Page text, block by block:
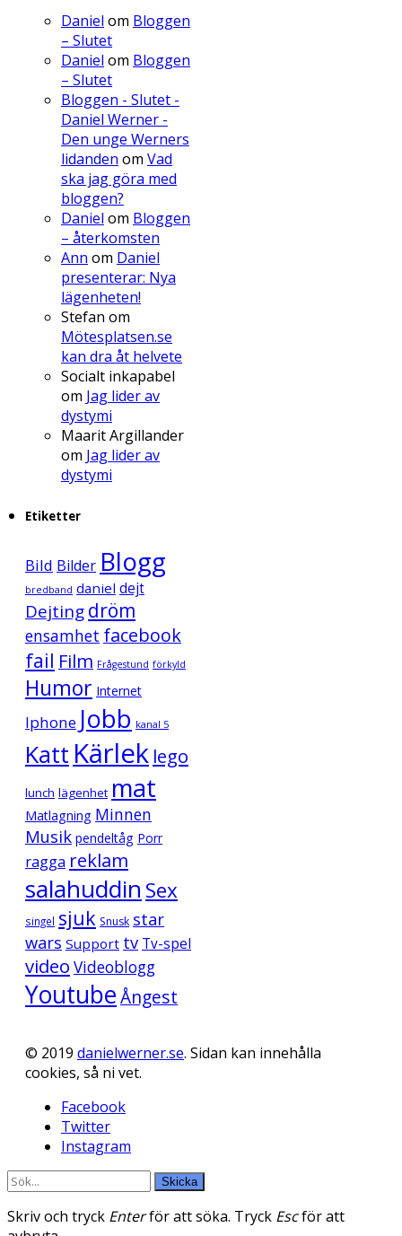
Daniel om Bloggen
– Slutet
Daniel om Bloggen
– Slutet
Bloggen - Slutet -
Daniel Werner -
Den unge Werners
lidanden om Vad
ska jag göra med
bloggen?
Daniel om Bloggen
– återkomsten
Ann om Daniel
presenterar: Nya
lägenheten!
Stefan om
Mötesplatsen.se
kan dra åt helvete
Socialt inkapabel
om Jag lider av
dystymi
Maarit Argillander
om Jag lider av
dystymi
Etiketter
Bild Bilder Blogg
bredband daniel dejt
Dejtingdröm
ensamhet facebook
fail Film Frågestund förkyld
Humor Internet
Iphone Jobb kanal 5
Katt Kärlek lego
lunch lägenhet mat
Matlagning Minnen
Musik pendeltåg Porr
ragga reklam
salahuddin Sex
singel sjuk Snusk star
wars Support tv Tv-spel
video Videoblogg
YoutubeÅngest
© 2019 danielwerner.se. Sidan kan innehålla
cookies, så ni vet.
Facebook
Twitter
Instagram
Skicka
Skriv och tryck Enterför att söka. Tryck Escför att